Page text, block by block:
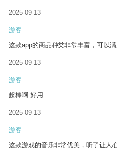
2025-09-13
游客
这款app的商品种类非常丰富，可以满
2025-09-13
游客
超棒啊 好用
2025-09-13
游客
这款游戏的音乐非常优美，听了让人